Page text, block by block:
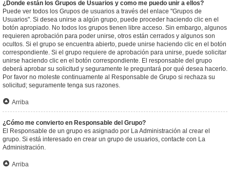
¿Donde están los Grupos de Usuarios y como me puedo unir a ellos?
Puede ver todos los Grupos de usuarios a través del enlace "Grupos de
Usuarios". Si desea unirse a algún grupo, puede proceder haciendo clic en el
botón apropiado. No todos los grupos tienen libre acceso. Sin embargo, algunos
requieren aprobación para poder unirse, otros están cerrados y algunos son
ocultos. Si el grupo se encuentra abierto, puede unirse haciendo clic en el botón
correspondiente. Si el grupo requiere de aprobación para unirse, puede solicitar
unirse haciendo clic en el botón correspondiente. El responsable del grupo
deberá aprobar su solicitud y seguramente le preguntará por qué desea hacerlo.
Por favor no moleste continuamente al Responsable de Grupo si rechaza su
solicitud; seguramente tenga sus razones.
Arriba
¿Cómo me convierto en Responsable del Grupo?
El Responsable de un grupo es asignado por La Administración al crear el
grupo. Si está interesado en crear un grupo de usuarios, contacte con La
Administración.
Arriba